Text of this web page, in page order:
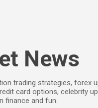
News
trading strategies, forex
card options, celebrity
finance and fun.